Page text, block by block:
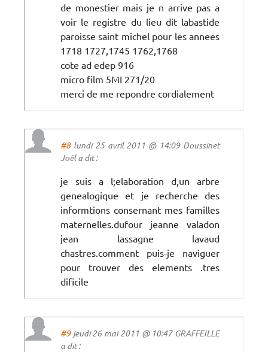
de monestier mais je n arrive pas a
voir le registre du lieu dit labastide
paroisse saint michel pour les annees
1718 1727,1745 1762,1768
cote ad edep 916
micro film 5MI 271/20
merci de me repondre cordialement
#8lundi 25 avril 2011 @ 14:09 Doussinet
Joël a dit :
je suis a l;elaboration d,un arbre
genealogique et je recherche des
informtions consernant mes familles
maternelles.dufour jeanne valadon
jean lassagne lavaud
chastres.comment puis-je naviguer
pour trouver des elements .tres
dificile
#9jeudi 26 mai 2011 @ 10:47 GRAFFEILLE
a dit :